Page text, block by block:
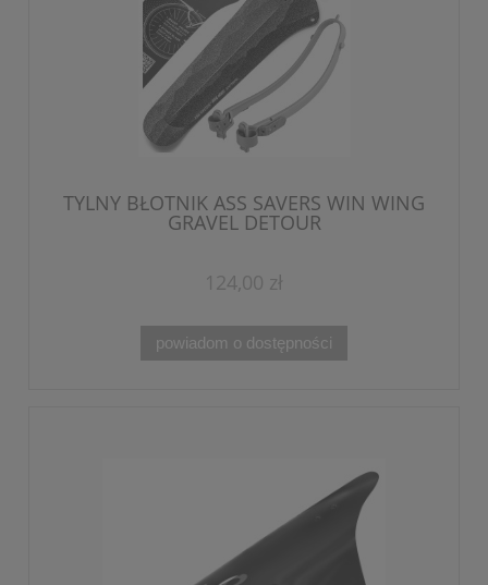
TYLNY BŁOTNIK ASS SAVERS WIN WING
GRAVEL DETOUR
124,00 zł
powiadom o dostępności